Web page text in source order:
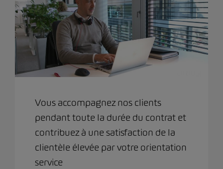
Vous accompagnez nos clients
pendant toute la durée du contrat et
contribuez à une satisfaction de la
clientèle élevée par votre orientation
service